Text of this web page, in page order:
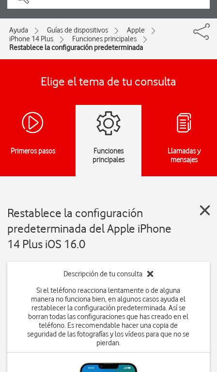
Ayuda Guías de dispositivos
Apple
iPhone 14 Plus
Funciones principales
Restablece la configuración predeterminada
Elige el tema de tu consulta
Primeros pasos
Funciones
principales
Llamadas y
mensajes
Restablece la configuración
predeterminada del Apple iPhone
14 Plus iOS 16.0
Descripción de tu consulta
Si el teléfono reacciona lentamente o de alguna
manera no funciona bien, en algunos casos ayuda el
restablecer la configuración predeterminada. Así se
borran todas las configuraciones que has creado en el
teléfono. Es recomendable hacer una copia de
seguridad de las fotografías y los vídeos para que no se
pierdan.